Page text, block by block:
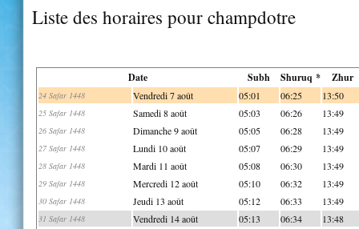
Liste des horaires pour champdotre
Date Subh Shuruq * Zhur
24 Safar 1448 Vendredi 7 août 05:01 06:25 13:50
25 Safar 1448 Samedi 8 août 05:03 06:26 13:49
26 Safar 1448 Dimanche 9 août 05:05 06:28 13:49
27 Safar 1448 Lundi 10 août 05:07 06:29 13:49
28 Safar 1448 Mardi 11 août 05:08 06:30 13:49
29 Safar 1448 Mercredi 12 août 05:10 06:32 13:49
30 Safar 1448 Jeudi 13 août 05:12 06:33 13:49
31 Safar 1448 Vendredi 14 août 05:13 06:34 13:48